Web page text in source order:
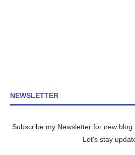
NEWSLETTER
Subscribe my Newsletter for new
Let's stay